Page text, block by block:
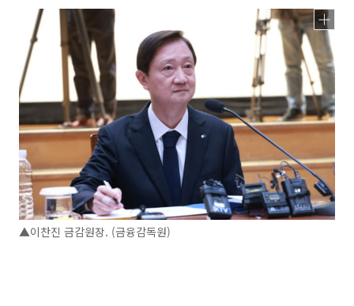
▲이찬진 금감원장. (금융감독원)